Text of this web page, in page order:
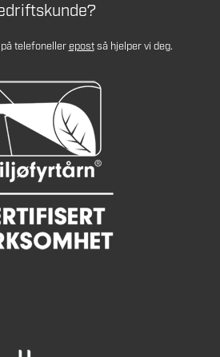
telefonellerepostså hjelper vi deg.